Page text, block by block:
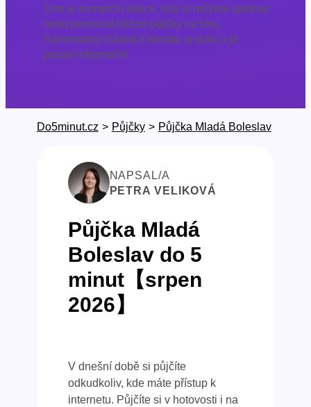
Toto je komerční sekce, kde si můžete sjednat
nebo porovnat běžné půjčky na trhu.
Samostatný článek k tématu je dole a je
pouze informační.
Do5minut.cz > Půjčky > Půjčka Mladá Boleslav
NAPSAL/A
PETRA VELIKOVÁ
Půjčka Mladá
Boleslav do 5
minut【srpen
2026】
V dnešní době si půjčíte
odkudkoliv, kde máte přístup k
internetu. Půjčíte si v hotovosti i na